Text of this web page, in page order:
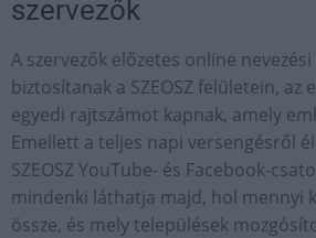
szervezők
A szervezők előzetes online
biztosítanak a SZEOSZ felületein, az
egyedi rajtszámot kapnak, amely
Emellett a teljes napi versengésről
SZEOSZ YouTube- és Facebook-
mindenki láthatja majd, hol mennyi
össze, és mely települések